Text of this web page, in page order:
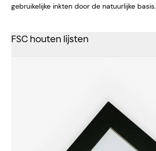
gebruikelijke inkten door de natuurlijke basis.
FSC houten lijsten